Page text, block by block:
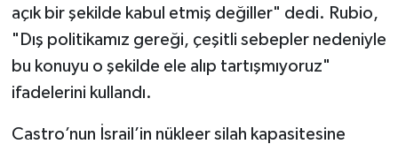
açık bir şekilde kabul etmiş değiller" dedi. Rubio,
"Dış politikamız gereği, çeşitli sebepler nedeniyle
bu konuyu o şekilde ele alıp tartışmıyoruz"
ifadelerini kullandı.
Castro’nun İsrail’in nükleer silah kapasitesine